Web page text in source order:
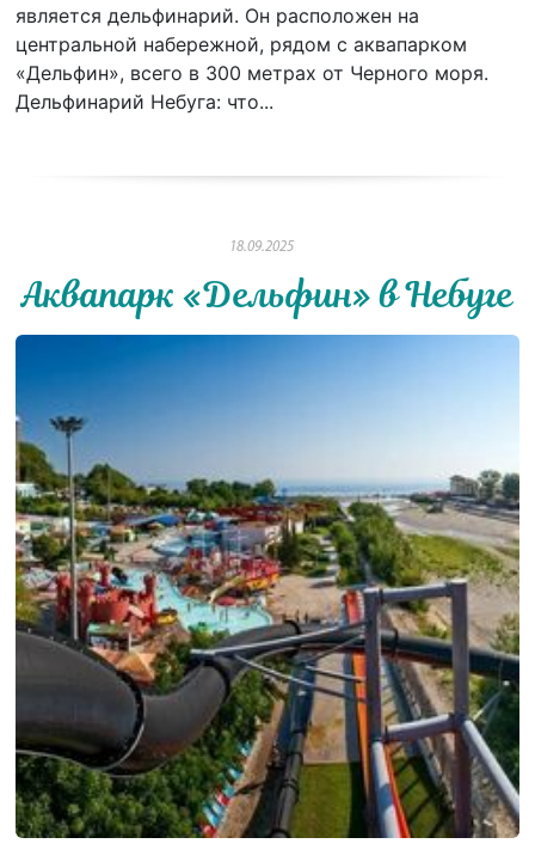
является дельфинарий. Он расположен на
центральной набережной, рядом с аквапарком
«Дельфин», всего в 300 метрах от Черного моря.
Дельфинарий Небуга: что...
18.09.2025
Аквапарк «Дельфин» в Небуге